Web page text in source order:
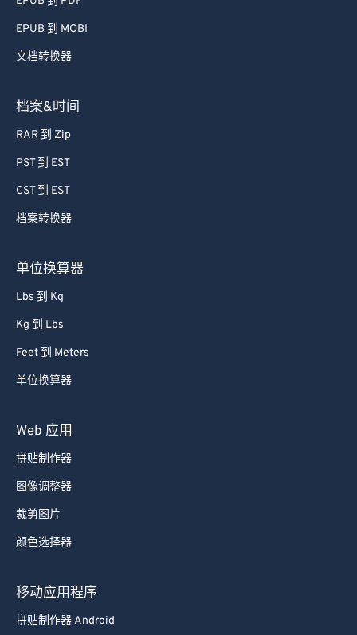
EPUB 到 MOBI
文档转换器
档案&时间
RAR 到 Zip
PST 到 EST
CST 到 EST
档案转换器
单位换算器
Lbs 到 Kg
Kg 到 Lbs
Feet 到 Meters
单位换算器
Web 应用
拼贴制作器
图像调整器
裁剪图片
颜色选择器
移动应用程序
拼贴制作器 Android